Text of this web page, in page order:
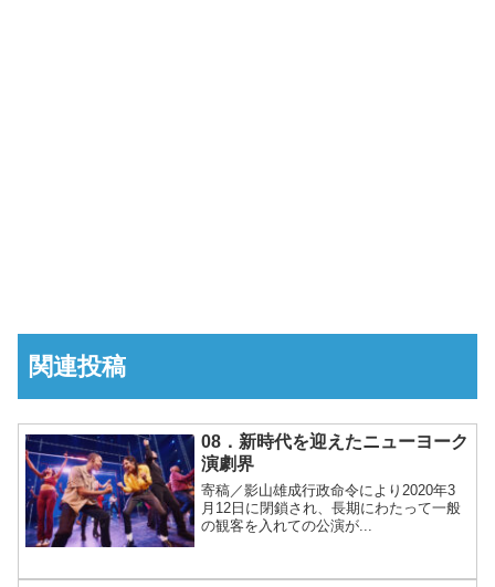
関連投稿
08．新時代を迎えたニューヨーク
演劇界
寄稿／影山雄成行政命令により2020年3
月12日に閉鎖され、長期にわたって一般
の観客を入れての公演が...